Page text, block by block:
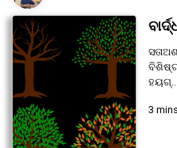
ହୟଗ୍...
3